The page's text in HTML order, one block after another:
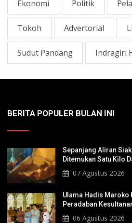
Ekonomi Politik
Tokoh Advertorial
Sudut Pandang Indragiri
BERITA POPULER BULAN INI
Sepanjang Aliran
Ditemukan Satu Kilo
Tenggelam
07 Agustus 2026
Ulama Hadis Maroko
Peradaban
Sultan Hingga Pendiri
06 Agustus 2026